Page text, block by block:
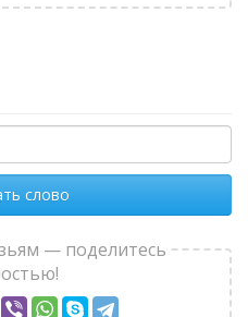
слово
— поделитесь